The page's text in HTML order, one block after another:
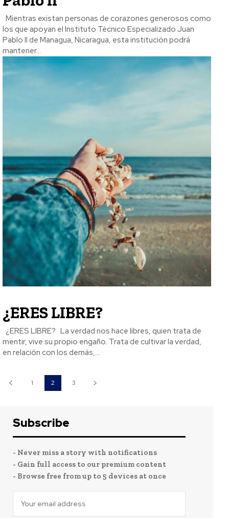
los que apoyan el Instituto Técnico Especializado Juan
Pablo ll de Managua, Nicaragua, esta institución podrá
mantener...
¿ERES LIBRE?
mentir, vive su propio engaño. Trata de cultivar la verdad,
en relación con los demás,...
1 2 3
Subscribe
- Never miss a story with notifications
- Gain full access to our premium content
- Browse free from up to 5 devices at once